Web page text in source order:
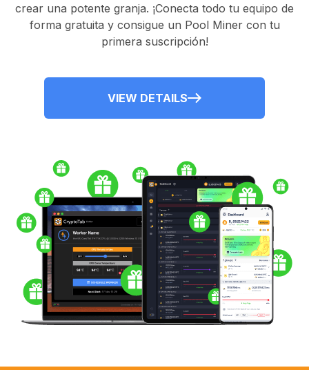
crear una potente granja. ¡Conecta todo tu equipo de
forma gratuita y consigue un Pool Minercon tu
primera suscripción!
VIEW DETAILS